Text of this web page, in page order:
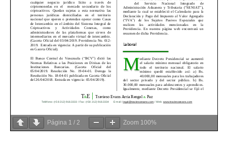
Página 1 / 2 Zoom 100%